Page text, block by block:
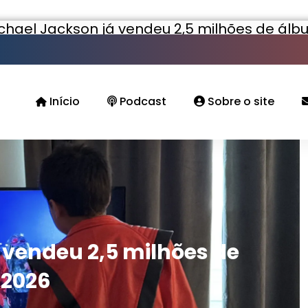
Início Podcast Sobre o site
Jackson já vendeu 2,5 milhões de
2,5 milhões de